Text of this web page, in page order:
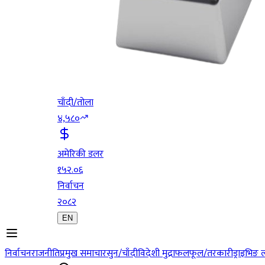
चाँदी/तोला
४,५८०
अमेरिकी डलर
१५२.०६
निर्वाचन
२०८२
EN
निर्वाचनराजनीतिप्रमुख समाचारसुन/चाँदीविदेशी मुद्राफलफूल/तरकारी